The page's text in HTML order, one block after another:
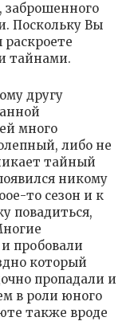
заброшенного
Поскольку Вы
тайнами.
другу
много
либо не
тайный
никому
то сезон и к
повадиться,
пробовали
который
пропадали и
в роли юного
также вроде